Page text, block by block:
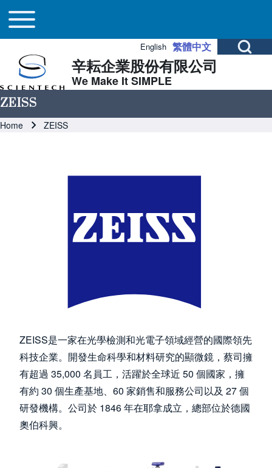
Skip to header
Skip to main navigation
Skip to main content
Close search
Search
Main navigation
Toggle main menu
Open Search
English 繁體中文
辛耘企業股份有限公司
We Make It SIMPLE
ZEISS
Breadcrumb
Home ZEISS
ZEISS是一家在光學檢測和光電子領域經營的國際領先
科技企業。開發生命科學和材料研究的顯微鏡，蔡司擁
有超過 35,000 名員工，活躍於全球近 50 個國家，擁
有約 30 個生產基地、60 家銷售和服務公司以及 27 個
研發機構。公司於 1846 年在耶拿成立，總部位於德國
奧伯科興。